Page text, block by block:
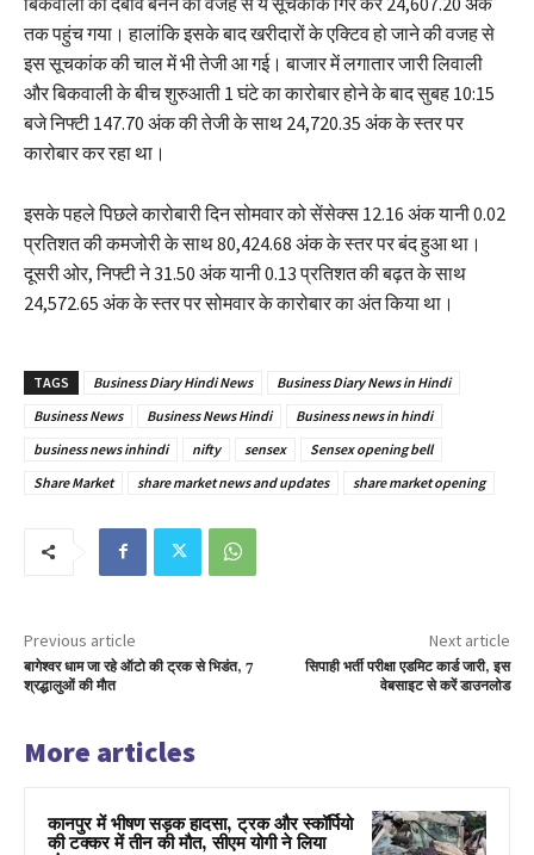
तक पहुंच गया। हालांकि इसके बाद खरीदारों के एक्टिव हो जाने की वजह से
इस सूचकांक की चाल में भी तेजी आ गई। बाजार में लगातार जारी लिवाली
और बिकवाली के बीच शुरुआती 1 घंटे का कारोबार होने के बाद सुबह 10:15
बजे निफ्टी 147.70 अंक की तेजी के साथ 24,720.35 अंक के स्तर पर
कारोबार कर रहा था।
इसके पहले पिछले कारोबारी दिन सोमवार को सेंसेक्स 12.16 अंक यानी 0.02
प्रतिशत की कमजोरी के साथ 80,424.68 अंक के स्तर पर बंद हुआ था।
दूसरी ओर, निफ्टी ने 31.50 अंक यानी 0.13 प्रतिशत की बढ़त के साथ
24,572.65 अंक के स्तर पर सोमवार के कारोबार का अंत किया था।
TAGS Business Diary Hindi News
Business Diary News in Hindi
Business News
Business News Hindi
Business news in hindi
business news inhindi
nifty sensex
Sensex opening bell
Share Market
share market news and updates share market opening
Previous article
बागेश्वर धाम जा रहे ऑटो की ट्रक से भिडंत, 7
श्रद्धालुओं की माैत
Next article
सिपाही भर्ती परीक्षा एडमिट कार्ड जारी, इस
वेबसाइट से करें डाउनलोड
More articles
कानपुर में भीषण सड़क हादसा, ट्रक और स्कॉर्पियो
की टक्कर में तीन की मौत, सीएम योगी ने लिया